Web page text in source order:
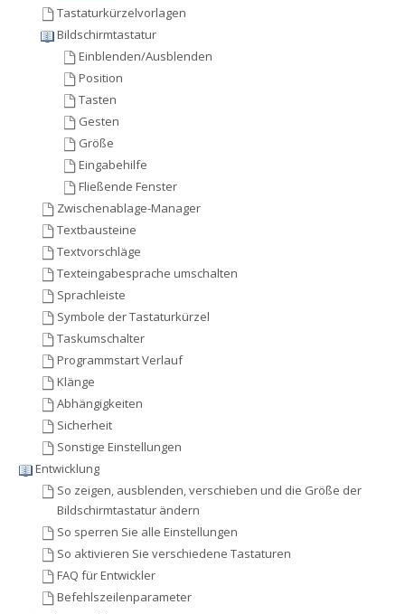
Tastaturkürzelvorlagen
Bildschirmtastatur
Einblenden/Ausblenden
Position
Tasten
Gesten
Größe
Eingabehilfe
Fließende Fenster
Zwischenablage-Manager
Textbausteine
Textvorschläge
Texteingabesprache umschalten
Sprachleiste
Symbole der Tastaturkürzel
Taskumschalter
Programmstart Verlauf
Klänge
Abhängigkeiten
Sicherheit
Sonstige Einstellungen
Entwicklung
So zeigen, ausblenden, verschieben und die Größe der
Bildschirmtastatur ändern
So sperren Sie alle Einstellungen
So aktivieren Sie verschiedene Tastaturen
FAQ für Entwickler
Befehlszeilenparameter